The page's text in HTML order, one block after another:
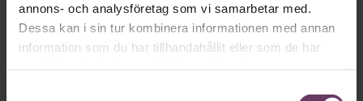
annons- och analysföretag som vi samarbetar med.
Dessa kan i sin tur kombinera informationen med annan
information som du har tillhandahållit eller som de har
Självledarskap